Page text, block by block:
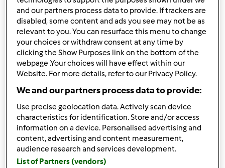
and our partners process data to provide. If trackers are
disabled, some content and ads you see may not be as
relevant to you. You can resurface this menu to change
your choices or withdraw consent at any time by
clicking the Show Purposes link on the bottom of the
webpage .Your choices will have effect within our
Website. For more details, refer to our Privacy Policy.
We and our partners process data to provide:
Use precise geolocation data. Actively scan device
characteristics for identification. Store and/or access
information on a device. Personalised advertising and
content, advertising and content measurement,
audience research and services development.
List of Partners (vendors)